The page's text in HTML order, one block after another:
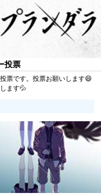
投票
票です。投票お願いします😄
ます💦